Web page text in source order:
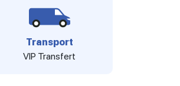
Transport
VIP Transfert